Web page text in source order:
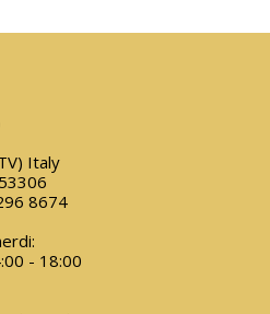
Italy
8674
- 18:00